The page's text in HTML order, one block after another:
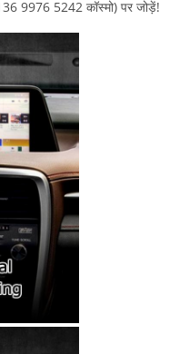
9976 5242 कॉस्मो) पर जोड़ें!